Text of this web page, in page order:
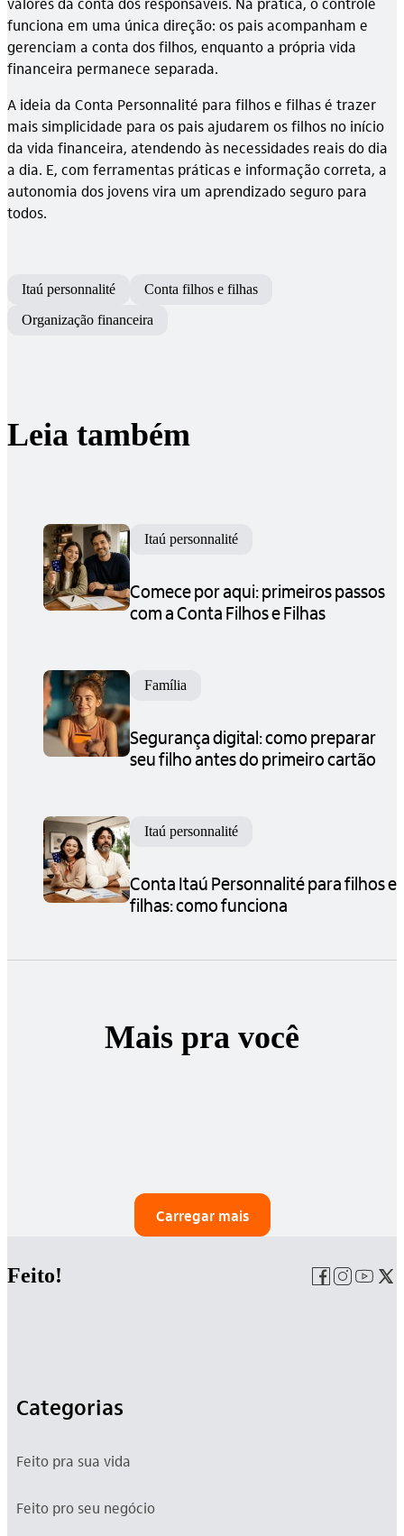
funciona em uma única direção: os pais acompanham e
gerenciam a conta dos filhos, enquanto a própria vida
financeira permanece separada.
A ideia da Conta Personnalité para filhos e filhas é trazer
mais simplicidade para os pais ajudarem os filhos no início
da vida financeira, atendendo às necessidades reais do dia
a dia. E, com ferramentas práticas e informação correta, a
autonomia dos jovens vira um aprendizado seguro para
todos.
Itaú personnalité
Conta filhos e filhas
Organização financeira
Leia também
Itaú personnalité
Comece por aqui: primeiros passos
com a Conta Filhos e Filhas
Família
Segurança digital: como preparar
seu filho antes do primeiro cartão
Itaú personnalité
Conta Itaú Personnalité para filhos e
filhas: como funciona
Mais pra você
Carregar mais
Feito!
Categorias
Feito pra sua vida
Feito pro seu negócio